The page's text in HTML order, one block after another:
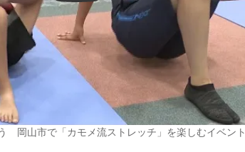
岡山市で「カモメ流ストレッチ」を楽しむイベント